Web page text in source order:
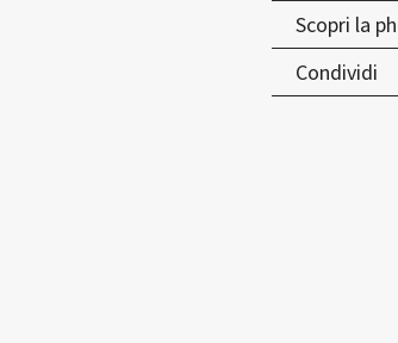
Scopri la
Condividi